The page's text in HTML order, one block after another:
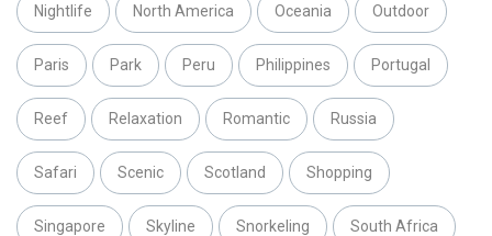
Nightlife North America Oceania Outdoor
Paris Park Peru Philippines Portugal
Reef Relaxation Romantic Russia
Safari Scenic Scotland Shopping
Singapore Skyline Snorkeling South Africa